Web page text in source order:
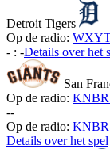
Detroit Tigers
Op de radio:
- : -Details over het
San
Op de radio: KNBR
--
Op de radio: KNBR
Details over het spel